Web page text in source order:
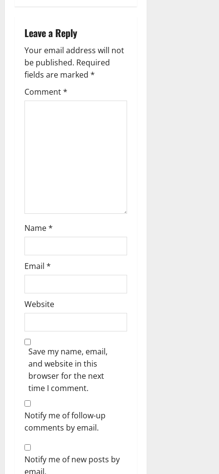
v
i
g
a
t
Leave a Reply
Your email address will not
be published. Required
fields are marked *
Comment*
Name*
Email *
Website
Save my name, email,
and website in this
browser for the next
time I comment.
Notify me of follow-up
comments by email.
Notify me of new posts by
email.